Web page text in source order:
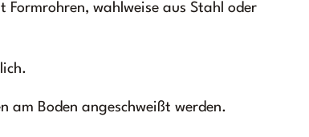
Formrohren, wahlweise aus Stahl oder
am Boden angeschweißt werden.